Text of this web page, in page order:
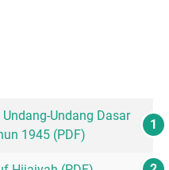
Undang Dasar
1945 (PDF)